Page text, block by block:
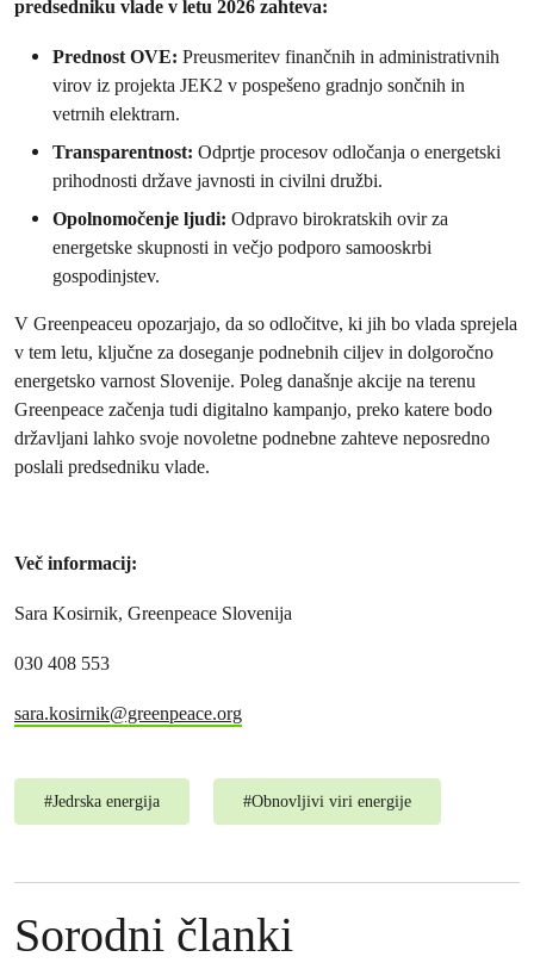
predsedniku vlade v letu 2026 zahteva:
Prednost OVE: Preusmeritev finančnih in administrativnih
virov iz projekta JEK2 v pospešeno gradnjo sončnih in
vetrnih elektrarn.
Transparentnost: Odprtje procesov odločanja o energetski
prihodnosti države javnosti in civilni družbi.
Opolnomočenje ljudi: Odpravo birokratskih ovir za
energetske skupnosti in večjo podporo samooskrbi
gospodinjstev.
V Greenpeaceu opozarjajo, da so odločitve, ki jih bo vlada sprejela
v tem letu, ključne za doseganje podnebnih ciljev in dolgoročno
energetsko varnost Slovenije. Poleg današnje akcije na terenu
Greenpeace začenja tudi digitalno kampanjo, preko katere bodo
državljani lahko svoje novoletne podnebne zahteve neposredno
poslali predsedniku vlade.
Več informacij:
Sara Kosirnik, Greenpeace Slovenija
030 408 553
sara.kosirnik@greenpeace.org
#Jedrska energija #Obnovljivi viri energije
Sorodni članki